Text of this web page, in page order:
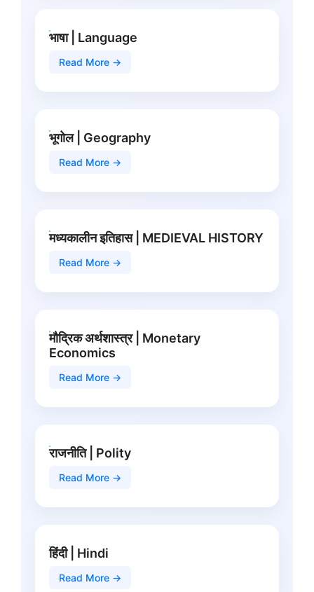
भाषा | Language
Read More →
भूगोल | Geography
Read More →
मध्यकालीन इतिहास | MEDIEVAL HISTORY
Read More →
मौद्रिक अर्थशास्त्र | Monetary
Economics
Read More →
राजनीति | Polity
Read More →
हिंदी | Hindi
Read More →